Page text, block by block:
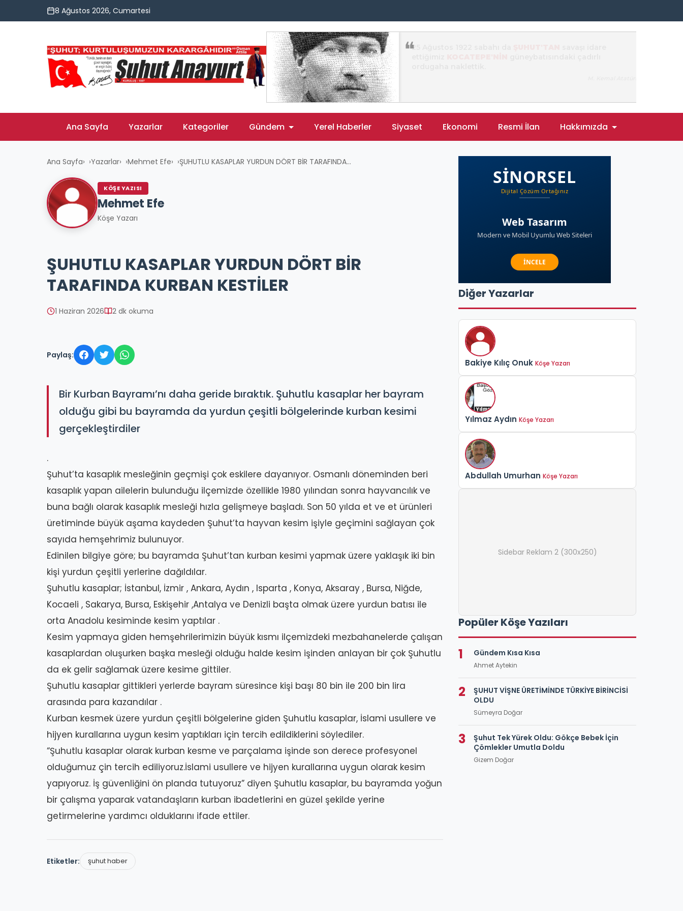
8 Ağustos 2026, Cumartesi
Ana Sayfa Yazarlar Kategoriler Gündem Yerel Haberler Siyaset Ekonomi Resmi İlan Hakkımızda
Ana Sayfa› Yazarlar› Mehmet Efe› ŞUHUTLU KASAPLAR YURDUN DÖRT BİR TARAFINDA...
KÖŞE YAZISI
Mehmet Efe
Köşe Yazarı
ŞUHUTLU KASAPLAR YURDUN DÖRT BİR
TARAFINDA KURBAN KESTİLER
1 Haziran 2026 2 dk okuma
Paylaş:
Bir Kurban Bayramı’nı daha geride bıraktık. Şuhutlu kasaplar her bayram
olduğu gibi bu bayramda da yurdun çeşitli bölgelerinde kurban kesimi
gerçekleştirdiler
.
Şuhut’ta kasaplık mesleğinin geçmişi çok eskilere dayanıyor. Osmanlı döneminden beri
kasaplık yapan ailelerin bulunduğu ilçemizde özellikle 1980 yılından sonra hayvancılık ve
buna bağlı olarak kasaplık mesleği hızla gelişmeye başladı. Son 50 yılda et ve et ürünleri
üretiminde büyük aşama kaydeden Şuhut’ta hayvan kesim işiyle geçimini sağlayan çok
sayıda hemşehrimiz bulunuyor.
Edinilen bilgiye göre; bu bayramda Şuhut’tan kurban kesimi yapmak üzere yaklaşık iki bin
kişi yurdun çeşitli yerlerine dağıldılar.
Şuhutlu kasaplar; İstanbul, İzmir , Ankara, Aydın , Isparta , Konya, Aksaray , Bursa, Niğde,
Kocaeli , Sakarya, Bursa, Eskişehir ,Antalya ve Denizli başta olmak üzere yurdun batısı ile
orta Anadolu kesiminde kesim yaptılar .
Kesim yapmaya giden hemşehrilerimizin büyük kısmı ilçemizdeki mezbahanelerde çalışan
kasaplardan oluşurken başka mesleği olduğu halde kesim işinden anlayan bir çok Şuhutlu
da ek gelir sağlamak üzere kesime gittiler.
Şuhutlu kasaplar gittikleri yerlerde bayram süresince kişi başı 80 bin ile 200 bin lira
arasında para kazandılar .
Kurban kesmek üzere yurdun çeşitli bölgelerine giden Şuhutlu kasaplar, İslami usullere ve
hijyen kurallarına uygun kesim yaptıkları için tercih edildiklerini söylediler.
“Şuhutlu kasaplar olarak kurban kesme ve parçalama işinde son derece profesyonel
olduğumuz çin tercih ediliyoruz.İslami usullere ve hijyen kurallarına uygun olarak kesim
yapıyoruz. İş güvenliğini ön planda tutuyoruz” diyen Şuhutlu kasaplar, bu bayramda yoğun
bir çalışma yaparak vatandaşların kurban ibadetlerini en güzel şekilde yerine
getirmelerine yardımcı olduklarını ifade ettiler.
Etiketler: şuhut haber
Diğer Yazarlar
Bakiye Kılıç Onuk Köşe Yazarı
Yılmaz Aydın Köşe Yazarı
Abdullah Umurhan Köşe Yazarı
Sidebar Reklam 2 (300x250)
Popüler Köşe Yazıları
1 Gündem Kısa Kısa
Ahmet Aytekin
2
ŞUHUT VİŞNE ÜRETİMİNDE TÜRKİYE BİRİNCİSİ
OLDU
Sümeyra Doğar
3
Şuhut Tek Yürek Oldu: Gökçe Bebek İçin
Çömlekler Umutla Doldu
Gizem Doğar